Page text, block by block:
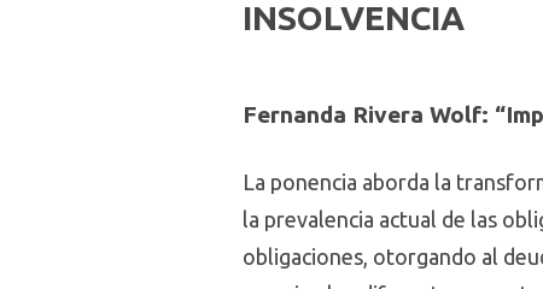
INSOLVENCIA
Fernanda Rivera Wolf:
La ponencia aborda la
la prevalencia actual de las
obligaciones, otorgando al